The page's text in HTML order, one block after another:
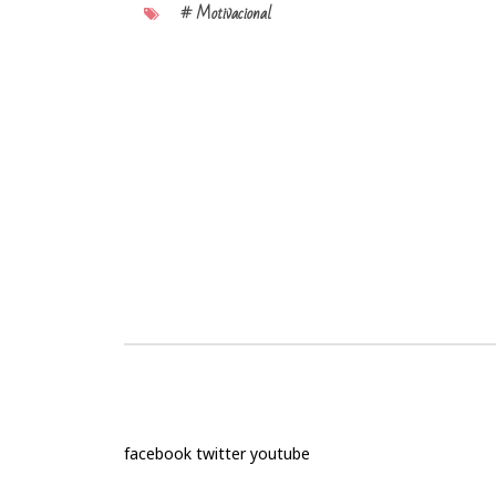
# Motivacional
facebook twitter youtube